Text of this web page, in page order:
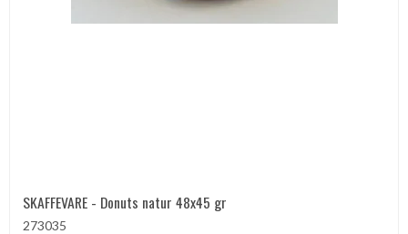
SKAFFEVARE - Donuts natur 48x45 gr
273035